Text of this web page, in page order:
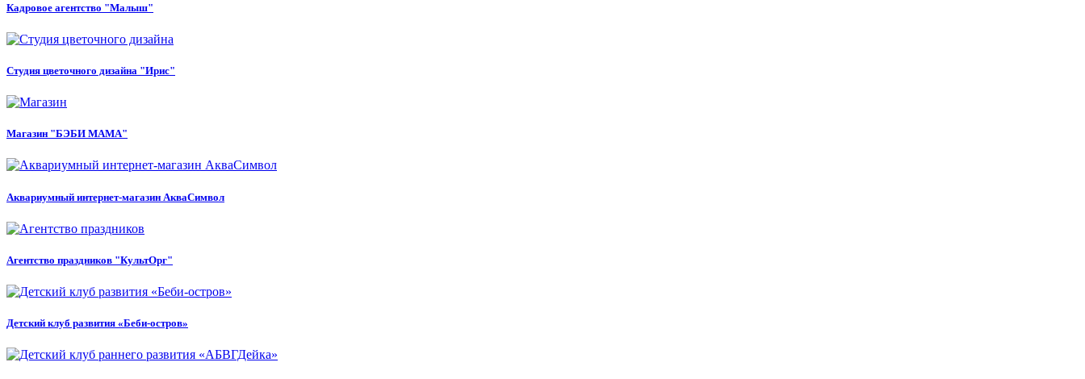
Кадровое агентство "Малыш"
Студия цветочного дизайна "Ирис"
Магазин "БЭБИ МАМА"
Аквариумный интернет-магазин АкваСимвол
Агентство праздников "КультОрг"
Детский клуб развития «Беби-остров»